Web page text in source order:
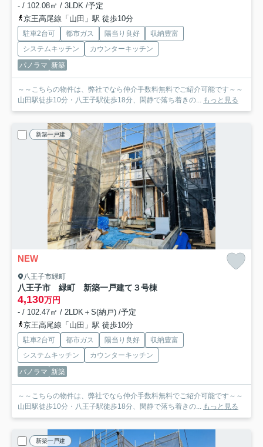
- / 102.08㎡ / 3LDK /予定
京王高尾線「山田」駅 徒歩10分
駐車2台可 都市ガス 陽当り良好
収納豊富
システムキッチン
カウンターキッチン
パノラマ 新築
～～こちらの物件は、弊社でなら仲介手数料無料でご紹介可能です～～
山田駅徒歩10分・八王子駅徒歩18分、閑静で落ち着きの...
もっと見る
新築一戸建
NEW
八王子市緑町
八王子市 緑町 新築一戸建て ３号棟
4,130万円
- / 102.47㎡ / 2LDK＋S(納戸) /予定
京王高尾線「山田」駅 徒歩10分
駐車2台可 都市ガス 陽当り良好
収納豊富
システムキッチン
カウンターキッチン
パノラマ 新築
～～こちらの物件は、弊社でなら仲介手数料無料でご紹介可能です～～
山田駅徒歩10分・八王子駅徒歩18分、閑静で落ち着きの...
もっと見る
新築一戸建